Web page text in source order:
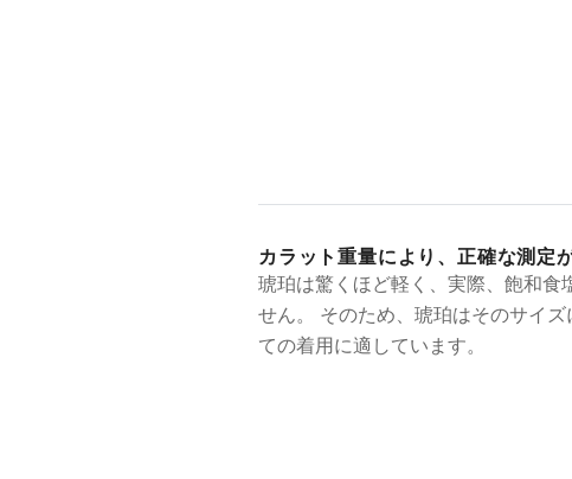
カラット重量により、正確な測定
琥珀は驚くほど軽く、実際、飽和食
せん。 そのため、琥珀はそのサイ
ての着用に適しています。